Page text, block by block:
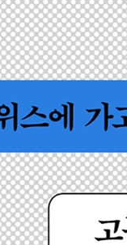
있는가
하는 가장 강력한 근
제기하는 질문
엄은 공존할 수 없
들
겪어왔는가: 신성준
비로운 죽임인가
안락사를 합법화한